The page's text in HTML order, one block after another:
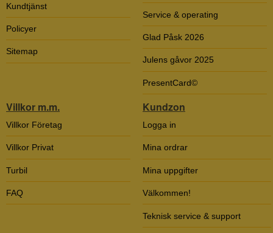
Kundtjänst
Policyer
Sitemap
Service & operating
Glad Påsk 2026
Julens gåvor 2025
PresentCard©
Villkor m.m.
Villkor Företag
Villkor Privat
Turbil
FAQ
Kundzon
Logga in
Mina ordrar
Mina uppgifter
Välkommen!
Teknisk service & support